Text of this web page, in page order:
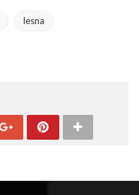
lesna